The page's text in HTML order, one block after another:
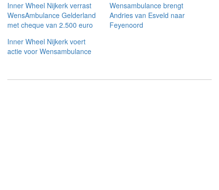
Inner Wheel Nijkerk verrast
WensAmbulance Gelderland
met cheque van 2.500 euro
Wensambulance brengt
Andries van Esveld naar
Feyenoord
Inner Wheel Nijkerk voert
actie voor Wensambulance